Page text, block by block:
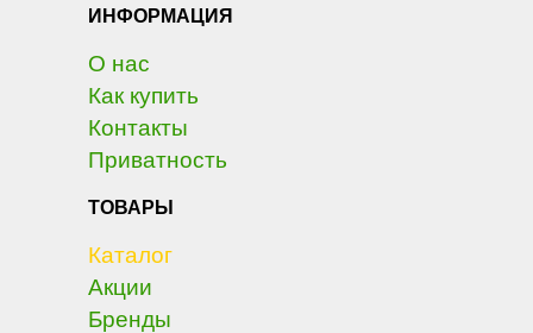
ИНФОРМАЦИЯ
О нас
Как купить
Контакты
Приватность
ТОВАРЫ
Каталог
Акции
Бренды